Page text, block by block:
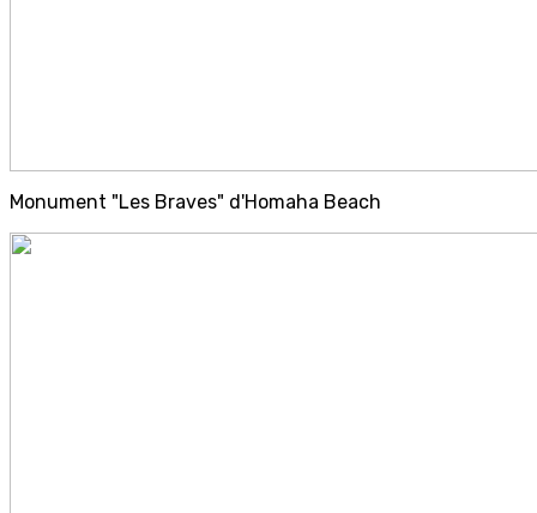
Monument "Les Braves" d'Homaha Beach